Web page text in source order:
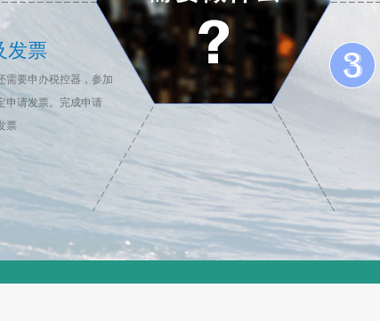
发票
需要申办税控器，参加
申请发票。完成申请
票